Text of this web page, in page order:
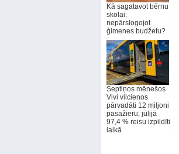
Kā sagatavot bērnu
skolai,
nepārslogojot
ģimenes budžetu?
Septiņos mēnešos
Vivi vilcienos
pārvadāti 12 miljoni
pasažieru; jūlijā
97,4 % reisu izpildīti
laikā